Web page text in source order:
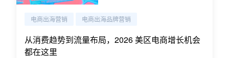
电商出海营销 电商出海品牌营销
从消费趋势到流量布局，2026 美区电商增长机会
都在这里